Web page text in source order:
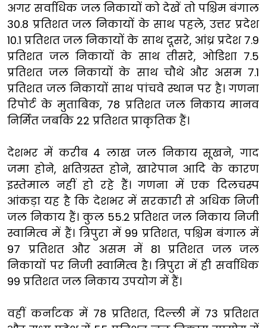
अगर सर्वाधिक जल निकायों को देखें तो पश्चिम बंगाल
30.8 प्रतिशत जल निकायों के साथ पहले, उत्तर प्रदेश
10.1 प्रतिशत जल निकायों के साथ दूसरे, आंध्र प्रदेश 7.9
प्रतिशत जल निकायों के साथ तीसरे, ओडिशा 7.5
प्रतिशत जल निकायों के साथ चौथे और असम 7.1
प्रतिशत जल निकायों साथ पांचवे स्थान पर है। गणना
रिपोर्ट के मुताबिक, 78 प्रतिशत जल निकाय मानव
निर्मित जबकि 22 प्रतिशत प्राकृतिक हैं।
देशभर में करीब 4 लाख जल निकाय सूखने, गाद
जमा होने, क्षतिग्रस्त होने, खारेपान आदि के कारण
इस्तेमाल नहीं हो रहे हैं। गणना में एक दिलचस्प
आंकड़ा यह है कि देशभर में सरकारी से अधिक निजी
जल निकाय हैं। कुल 55.2 प्रतिशत जल निकाय निजी
स्वामित्व में हैं। त्रिपुरा में 99 प्रतिशत, पश्चिम बंगाल में
97 प्रतिशत और असम में 81 प्रतिशत जल जल
निकायों पर निजी स्वामित्व है। त्रिपुरा में ही सर्वाधिक
99 प्रतिशत जल निकाय उपयोग में हैं।
वहीं कर्नाटक में 78 प्रतिशत, दिल्ली में 73 प्रतिशत